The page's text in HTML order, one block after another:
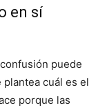
en sí
puede
cuál es el
porque las